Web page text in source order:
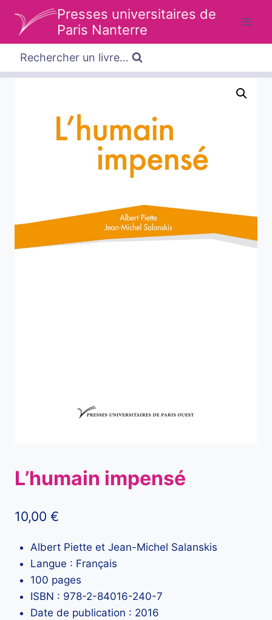
Presses universitaires de
Paris Nanterre
Rechercher un livre…
L’humain impensé
10,00 €
Albert Piette et Jean-Michel Salanskis
Langue : Français
100 pages
ISBN : 978-2-84016-240-7
Date de publication : 2016